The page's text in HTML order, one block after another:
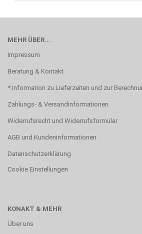
MEHR ÜBER...
Impressum
Beratung & Kontakt
* Information zu Lieferzeiten und zur
Zahlungs- & Versandinformationen
Widerrufsrecht und Widerrufsformular
AGB und Kundeninformationen
Datenschutzerklärung
Cookie Einstellungen
KONAKT & MEHR
Über uns